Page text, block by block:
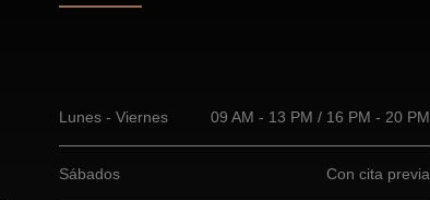
Lunes - Viernes 09 AM - 13 PM / 16 PM - 20 PM
Sábados Con cita previa